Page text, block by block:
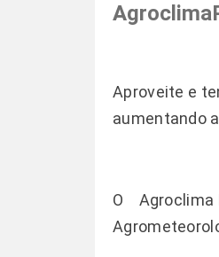
Aproveite e
aumentando
O Agroclima